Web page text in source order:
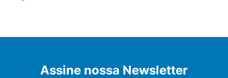
Assine nossa Newsletter